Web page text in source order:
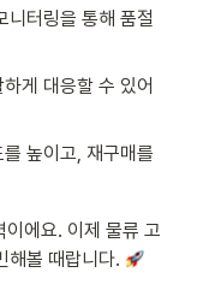
니터링을 통해 품절
게 대응할 수 있어
높이고, 재구매를
에요. 이제 물류 고
해볼 때랍니다.